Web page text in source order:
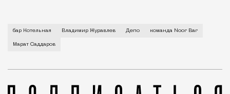
Новый бар «Котельная» построен командой Noor
бар Котельная Владимир Журавлев Депо команда Noor Bar
Марат Саддаров